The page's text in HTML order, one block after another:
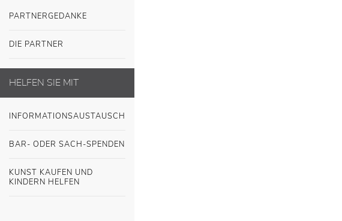
PARTNERGEDANKE
DIE PARTNER
HELFEN SIE MIT
INFORMATIONSAUSTAUSCH
BAR- ODER SACH-SPENDEN
KUNST KAUFEN UND
KINDERN HELFEN